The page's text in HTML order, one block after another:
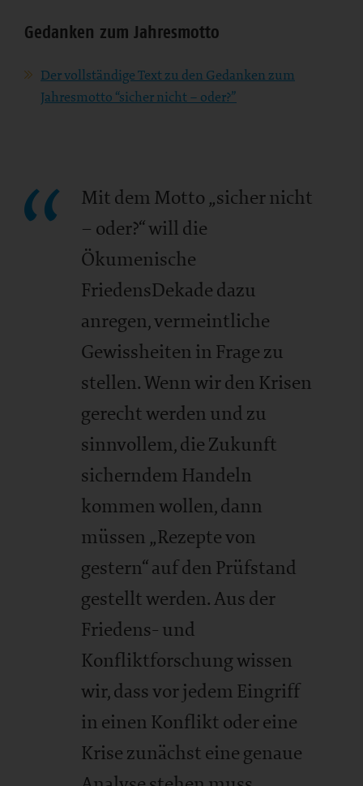
Gedanken zum Jahresmotto
Der vollständige Text zu den Gedanken zum
Jahresmotto “sicher nicht – oder?”
Mit dem Motto „sicher nicht
– oder?“ will die
Ökumenische
FriedensDekade dazu
anregen, vermeintliche
Gewissheiten in Frage zu
stellen. Wenn wir den Krisen
gerecht werden und zu
sinnvollem, die Zukunft
sicherndem Handeln
kommen wollen, dann
müssen „Rezepte von
gestern“ auf den Prüfstand
gestellt werden. Aus der
Friedens- und
Konfliktforschung wissen
wir, dass vor jedem Eingriff
in einen Konflikt oder eine
Krise zunächst eine genaue